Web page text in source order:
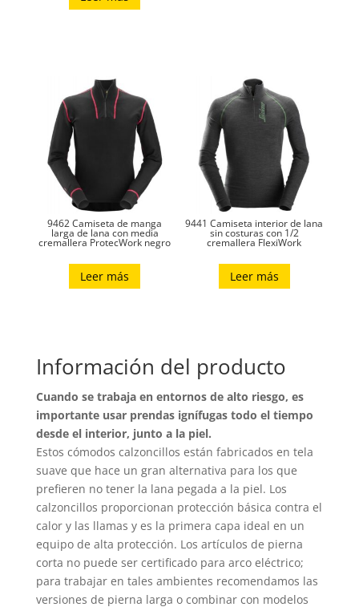
9462 Camiseta de manga
larga de lana con media
cremallera ProtecWork negro
Leer más
9441 Camiseta interior de lana
sin costuras con 1/2
cremallera FlexiWork
Leer más
Información del producto
Cuando se trabaja en entornos de alto riesgo, es
importante usar prendas ignífugas todo el tiempo
desde el interior, junto a la piel.
Estos cómodos calzoncillos están fabricados en tela
suave que hace un gran alternativa para los que
prefieren no tener la lana pegada a la piel. Los
calzoncillos proporcionan protección básica contra el
calor y las llamas y es la primera capa ideal en un
equipo de alta protección. Los artículos de pierna
corta no puede ser certificado para arco eléctrico;
para trabajar en tales ambientes recomendamos las
versiones de pierna larga o combinar con modelos